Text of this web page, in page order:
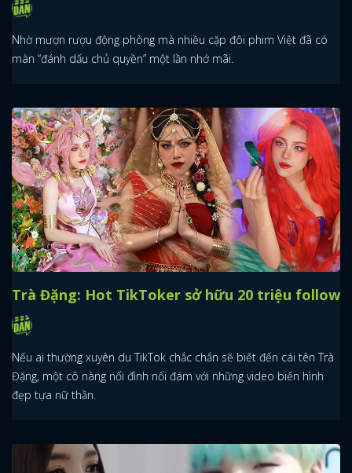
Nhờ mượn rượu động phòng mà nhiều cặp đôi phim Việt đã có
màn “đánh dấu chủ quyền” một lần nhớ mãi.
Trà Đặng: Hot TikToker sở hữu 20 triệu follow
Nếu ai thường xuyên du TikTok chắc chắn sẽ biết đến cái tên Trà
Đặng, một cô nàng nổi đình nổi đám với những video biến hình
đẹp tựa nữ thần.